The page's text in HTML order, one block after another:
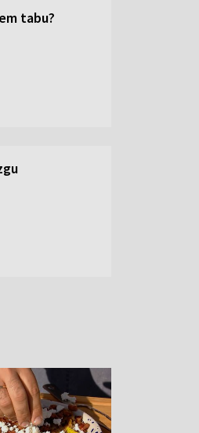
tabu?